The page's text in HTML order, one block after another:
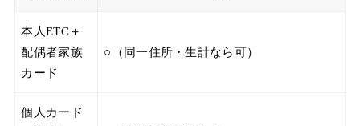
本人ETC＋
配偶者家族
カード
○（同一住所・生計なら可）
個人カード